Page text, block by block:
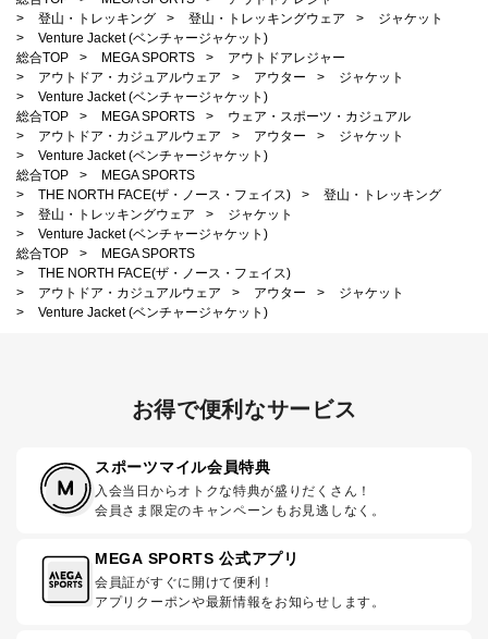
>
登山・トレッキング > 登山・トレッキングウェア >
ジャケット
>
Venture Jacket (ベンチャージャケット)
総合TOP
> MEGA SPORTS >
アウトドアレジャー
>
アウトドア・カジュアルウェア > アウター >
ジャケット
>
Venture Jacket (ベンチャージャケット)
総合TOP
> MEGA SPORTS >
ウェア・スポーツ・カジュアル
>
アウトドア・カジュアルウェア > アウター >
ジャケット
>
Venture Jacket (ベンチャージャケット)
総合TOP
>
MEGA SPORTS
>
THE NORTH FACE(ザ・ノース・フェイス) >
登山・トレッキング
>
登山・トレッキングウェア >
ジャケット
>
Venture Jacket (ベンチャージャケット)
総合TOP
>
MEGA SPORTS
>
THE NORTH FACE(ザ・ノース・フェイス)
>
アウトドア・カジュアルウェア > アウター >
ジャケット
>
Venture Jacket (ベンチャージャケット)
お得で便利なサービス
スポーツマイル会員特典
入会当日からオトクな特典が盛りだくさん！
会員さま限定のキャンペーンもお見逃しなく。
MEGA SPORTS 公式アプリ
会員証がすぐに開けて便利！
アプリクーポンや最新情報をお知らせします。